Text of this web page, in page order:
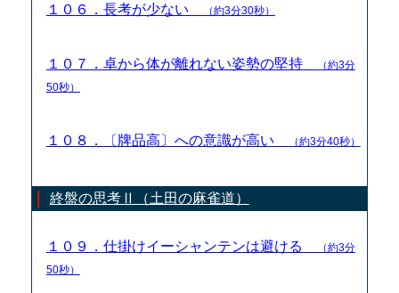
１０６．長考が少ない （約3分30秒）
１０７．卓から体が離れない姿勢の堅持
（約3分
50秒）
１０８．〔牌品高〕への意識が高い （約3分40秒）
終盤の思考Ⅱ（土田の麻雀道）
１０９．仕掛けイーシャンテンは避ける
（約3分
50秒）